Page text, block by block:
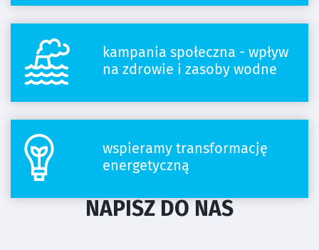
kampania społeczna - wpływ
na zdrowie i zasoby wodne
wspieramy transformację
energetyczną
NAPISZ DO NAS